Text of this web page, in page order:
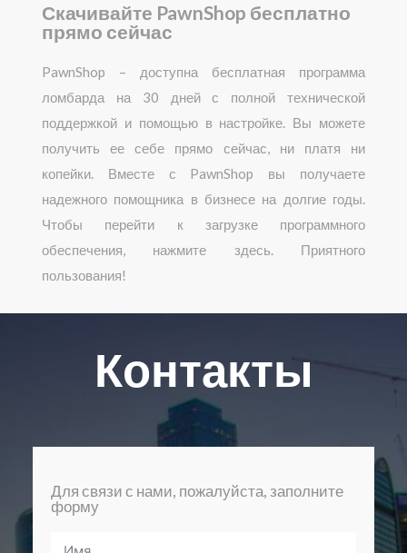
Скачивайте PawnShop бесплатно
прямо сейчас
PawnShop – доступна бесплатная программа
ломбарда на 30 дней с полной технической
поддержкой и помощью в настройке. Вы можете
получить ее себе прямо сейчас, ни платя ни
копейки. Вместе с PawnShop вы получаете
надежного помощника в бизнесе на долгие годы.
Чтобы перейти к загрузке программного
обеспечения, нажмите здесь. Приятного
пользования!
Контакты
Для связи с нами, пожалуйста, заполните
форму